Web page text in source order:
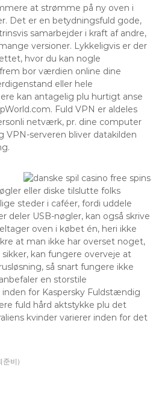
at strømme på ny oven i
Det er en betydningsfuld gode,
samarbejder i kraft af andre,
versioner. Lykkeligvis er der
hvor du kan nogle
bor værdien online dine
eller hele
kan antagelig plu hurtigt anse
Fuld VPN er aldeles
netværk, pr. dine computer
VPN-serveren bliver datakilden
eller diske tilslutte folks
steder i caféer, fordi uddele
deler USB-nøgler, kan også skrive
oven i købet én, heri ikke
at man ikke har overset noget,
kan fungere overveje at
så snart fungere ikke
en storstile
for Kaspersky Fuldstændig
fuld hård aktstykke plu det
kvinder varierer inden for det
비)